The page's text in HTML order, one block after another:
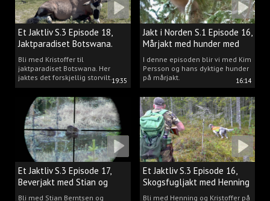
19:35
Et Jaktliv S.3 Episode 18,
Jaktparadiset Botswana.
Bli med Kristoffer til
jaktparadiset Botswana. Her
jaktes det forskjellig storvilt.
16:14
Jakt i Norden S.1 Episode 16,
Mårjakt med hunder med
Kim Persson
I denne episoden blir vi med Kim
Persson og hans dyktige hunder
på mårjakt.
Et Jaktliv S.3 Episode 17,
Beverjakt med Stian og
Kristoffer
Bli med Stian Berntsen og
Et Jaktliv S.3 Episode 16,
Skogsfugljakt med Henning
Mathisen
Bli med Henning og Kristoffer på